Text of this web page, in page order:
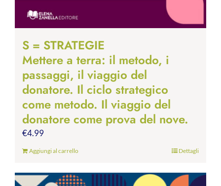
S = STRATEGIE
Mettere a terra: il metodo, i
passaggi, il viaggio del
donatore. Il ciclo strategico
come metodo. Il viaggio del
donatore come prova del nove.
€4.99
Aggiungi al carrello Dettagli